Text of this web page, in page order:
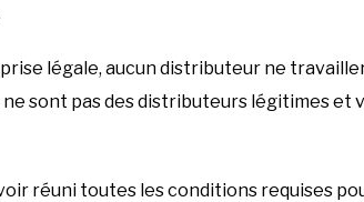
légale, aucun distributeur ne
sont pas des distributeurs légitimes et
réuni toutes les conditions requises